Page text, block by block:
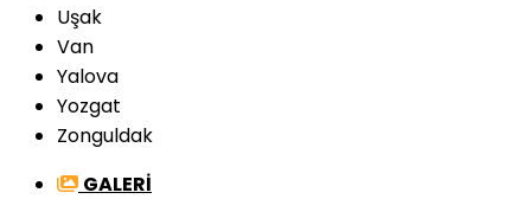
Uşak
Van
Yalova
Yozgat
Zonguldak
GALERİ